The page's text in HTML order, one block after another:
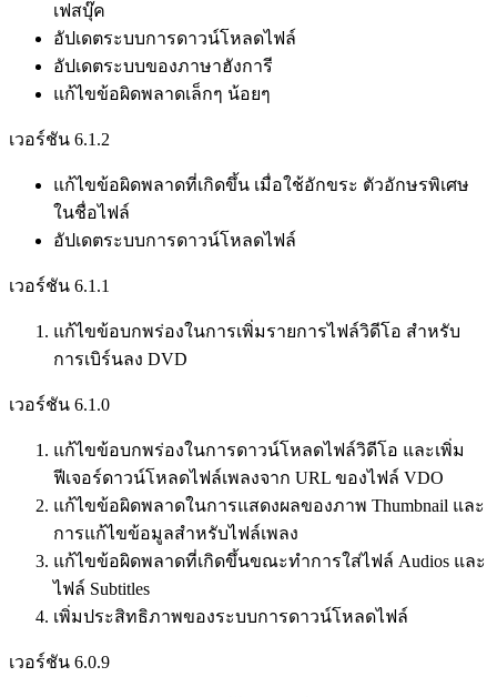
เฟสบุ๊ค
อัปเดตระบบการดาวน์โหลดไฟล์
อัปเดตระบบของภาษาฮังการี
แก้ไขข้อผิดพลาดเล็กๆ น้อยๆ
เวอร์ชัน 6.1.2
แก้ไขข้อผิดพลาดที่เกิดขึ้น เมื่อใช้อักขระ ตัวอักษรพิเศษ
ในชื่อไฟล์
อัปเดตระบบการดาวน์โหลดไฟล์
เวอร์ชัน 6.1.1
แก้ไขข้อบกพร่องในการเพิ่มรายการไฟล์วิดีโอ สำหรับ
การเบิร์นลง DVD
เวอร์ชัน 6.1.0
แก้ไขข้อบกพร่องในการดาวน์โหลดไฟล์วิดีโอ และเพิ่ม
ฟีเจอร์ดาวน์โหลดไฟล์เพลงจาก URL ของไฟล์ VDO
แก้ไขข้อผิดพลาดในการแสดงผลของภาพ Thumbnail และ
การแก้ไขข้อมูลสำหรับไฟล์เพลง
แก้ไขข้อผิดพลาดที่เกิดขึ้นขณะทำการใส่ไฟล์ Audios และ
ไฟล์ Subtitles
เพิ่มประสิทธิภาพของระบบการดาวน์โหลดไฟล์
เวอร์ชัน 6.0.9